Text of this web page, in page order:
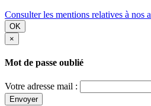
Consulter les mentions relatives à nos
OK
×
Mot de passe oublié
Votre adresse mail :
Envoyer